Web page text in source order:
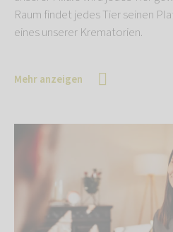
Raum findet jedes Tier seinen
eines unserer Krematorien.
Mehr anzeigen